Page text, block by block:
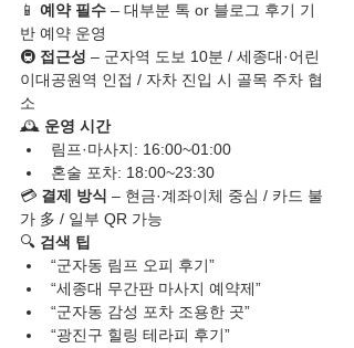
📱 예약 필수 – 대부분 톡 or 블로그 후기 기
반 예약 운영
🚇 접근성 – 군자역 도보 10분 / 세종대·어린
이대공원역 인접 / 자차 진입 시 골목 주차 협
소
🕰️ 운영 시간
림프·마사지: 16:00~01:00
혼술 포차: 18:00~23:30
💳 결제 방식 – 현금·계좌이체 중심 / 카드 불
가 多 / 일부 QR 가능
🔍 검색 팁
“군자동 림프 오피 후기”
“세종대 무간판 마사지 예약제”
“군자동 감성 포차 조용한 곳”
“광진구 힐링 테라피 후기”